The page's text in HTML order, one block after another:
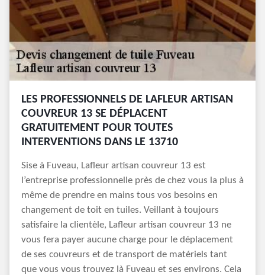
LES PROFESSIONNELS DE LAFLEUR ARTISAN
COUVREUR 13 SE DÉPLACENT
GRATUITEMENT POUR TOUTES
INTERVENTIONS DANS LE 13710
Sise à Fuveau, Lafleur artisan couvreur 13 est
l’entreprise professionnelle près de chez vous la plus à
même de prendre en mains tous vos besoins en
changement de toit en tuiles. Veillant à toujours
satisfaire la clientèle, Lafleur artisan couvreur 13 ne
vous fera payer aucune charge pour le déplacement
de ses couvreurs et de transport de matériels tant
que vous vous trouvez là Fuveau et ses environs. Cela